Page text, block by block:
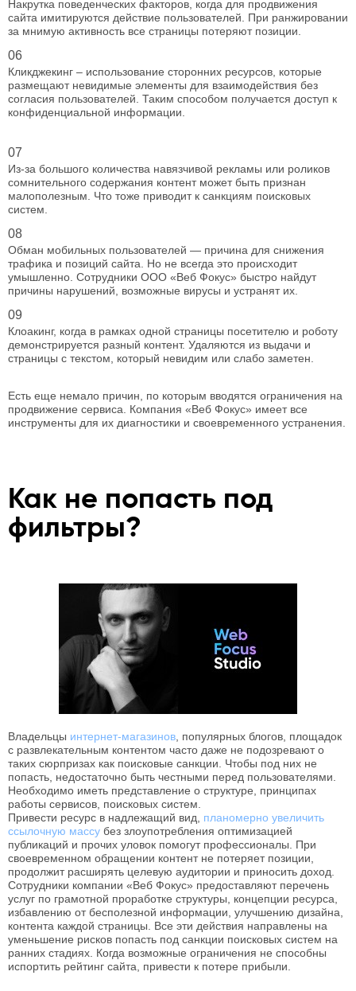
Накрутка поведенческих факторов, когда для продвижения
сайта имитируются действие пользователей. При ранжировании
за мнимую активность все страницы потеряют позиции.
06
Кликджекинг – использование сторонних ресурсов, которые
размещают невидимые элементы для взаимодействия без
согласия пользователей. Таким способом получается доступ к
конфиденциальной информации.
07
Из-за большого количества навязчивой рекламы или роликов
сомнительного содержания контент может быть признан
малополезным. Что тоже приводит к санкциям поисковых
систем.
08
Обман мобильных пользователей — причина для снижения
трафика и позиций сайта. Но не всегда это происходит
умышленно. Сотрудники ООО «Веб Фокус» быстро найдут
причины нарушений, возможные вирусы и устранят их.
09
Клоакинг, когда в рамках одной страницы посетителю и роботу
демонстрируется разный контент. Удаляются из выдачи и
страницы с текстом, который невидим или слабо заметен.
Есть еще немало причин, по которым вводятся ограничения на
продвижение сервиса. Компания «Веб Фокус» имеет все
инструменты для их диагностики и своевременного устранения.
Как не попасть под
фильтры?
Владельцы интернет-магазинов , популярных блогов, площадок
с развлекательным контентом часто даже не подозревают о
таких сюрпризах как поисковые санкции. Чтобы под них не
попасть, недостаточно быть честными перед пользователями.
Необходимо иметь представление о структуре, принципах
работы сервисов, поисковых систем.
Привести ресурс в надлежащий вид, планомерно увеличить
ссылочную массу без злоупотребления оптимизацией
публикаций и прочих уловок помогут профессионалы. При
своевременном обращении контент не потеряет позиции,
продолжит расширять целевую аудитории и приносить доход.
Сотрудники компании «Веб Фокус» предоставляют перечень
услуг по грамотной проработке структуры, концепции ресурса,
избавлению от бесполезной информации, улучшению дизайна,
контента каждой страницы. Все эти действия направлены на
уменьшение рисков попасть под санкции поисковых систем на
ранних стадиях. Когда возможные ограничения не способны
испортить рейтинг сайта, привести к потере прибыли.